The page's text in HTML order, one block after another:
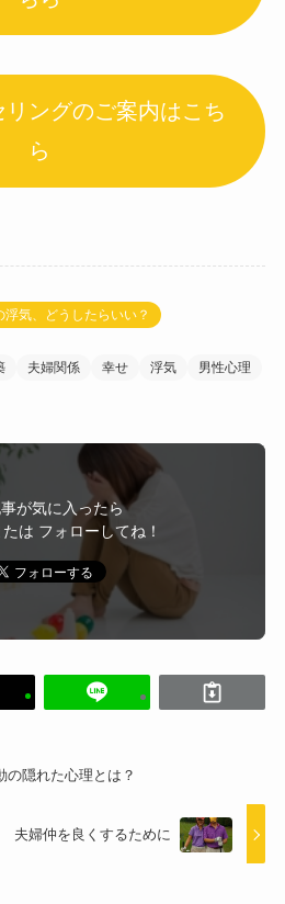
ングのご案内はこち
ら
浮気、どうしたらいい？
夫婦関係 幸せ 浮気
男性心理
が気に入ったら
は フォローしてね！
の隠れた心理とは？
夫婦仲を良くするために